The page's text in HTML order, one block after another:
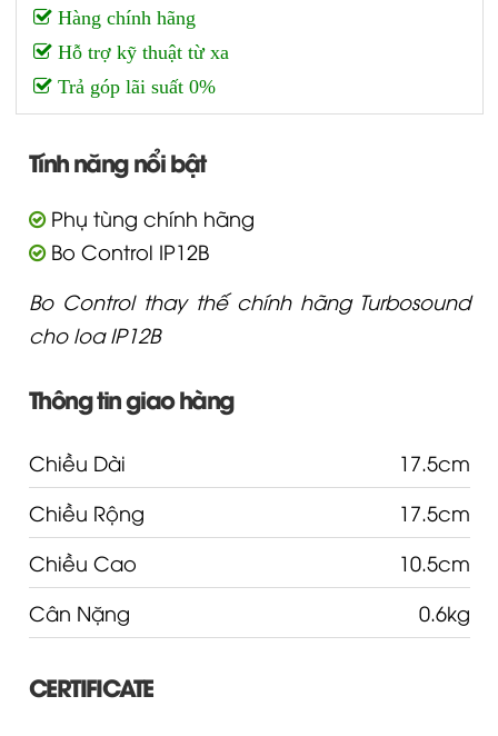
Hàng chính hãng
Hỗ trợ kỹ thuật từ xa
Trả góp lãi suất 0%
Tính năng nổi bật
Phụ tùng chính hãng
Bo Control IP12B
Bo Control thay thế chính hãng Turbosound
cho loa IP12B
Thông tin giao hàng
Chiều Dài
17.5cm
Chiều Rộng
17.5cm
Chiều Cao
10.5cm
Cân Nặng
0.6kg
CERTIFICATE